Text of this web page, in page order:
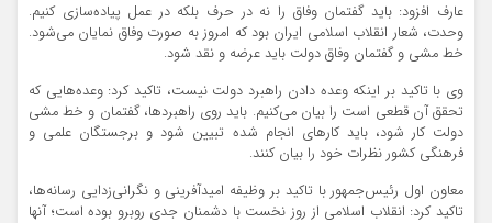
عارف افزود: باید گفتمان وفاق را نه در حرف بلکه در عمل پیاده‌سازی کنیم.
وحدت، شعار انقلاب اسلامی ایران بود که امروز به صورت وفاق نمایان می‌شود.
خط مشی و گفتمان وفاق دولت باید عرضه و نقد شود.
وی با تاکید بر اینکه وعده دادن راهبرد دولت نیست، تاکید کرد: وعده‌هایی که
تحقق آن قطعی است را بیان می‌کنیم. باید روی راهبردها، گفتمان و خط مشی
دولت کار شود، باید کارهای انجام شده تبیین شود و برجستگان علمی و
فرهنگی کشور نظرات خود را بیان کنند.
معاون اول رئیس‌جمهور با تاکید بر وظیفه امیدآفرینی و نگرانی‌زدایی رسانه‌ها،
تاکید کرد: انقلاب اسلامی از روز نخست با دشمنان جدی روبرو بوده است؛ آنها